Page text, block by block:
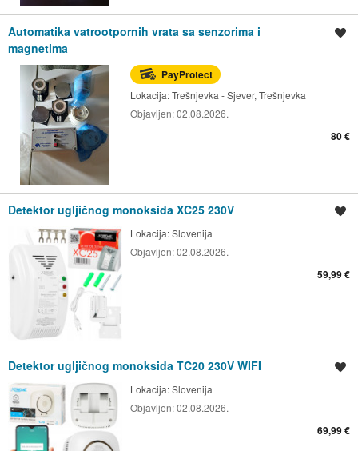
Automatika vatrootpornih vrata sa senzorima i
magnetima
PayProtect
Lokacija:Trešnjevka - Sjever, Trešnjevka
Objavljen:02.08.2026.
80 €
Detektor ugljičnog monoksida XC25 230V
Lokacija:Slovenija
Objavljen:02.08.2026.
59,99 €
Detektor ugljičnog monoksida TC20 230V WIFI
Lokacija:Slovenija
Objavljen:02.08.2026.
69,99 €